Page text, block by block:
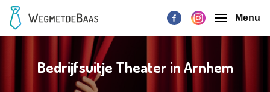
Menu
Bedrijfsuitje Theater in Arnhem